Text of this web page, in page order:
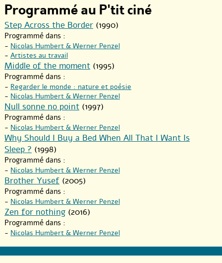
Programmé au P'tit ciné
Step Across the Border (1990)
Programmé dans :
- Nicolas Humbert & Werner Penzel
- Artistes au travail
Middle of the moment (1995)
Programmé dans :
- Regarder le monde : nature et poésie
- Nicolas Humbert & Werner Penzel
Null sonne no point (1997)
Programmé dans :
- Nicolas Humbert & Werner Penzel
Why Should I Buy a Bed When All That I Want Is
Sleep ? (1998)
Programmé dans :
- Nicolas Humbert & Werner Penzel
Brother Yusef (2005)
Programmé dans :
- Nicolas Humbert & Werner Penzel
Zen for nothing (2016)
Programmé dans :
- Nicolas Humbert & Werner Penzel